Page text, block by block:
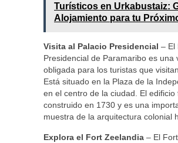
Turísticos en Urkabustaiz:
Alojamiento para tu
Visita al Palacio Presidencial – El
Presidencial de Paramaribo es una
obligada para los turistas que
Está situado en la Plaza de la
en el centro de la ciudad. El edificio
construido en 1730 y es una
muestra de la arquitectura colonial
Explora el Fort Zeelandia – El